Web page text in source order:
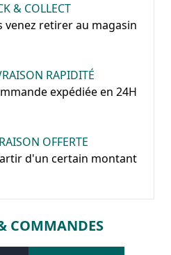
& COLLECT
venez retirer au magasin
RAPIDITÉ
expédiée en 24H
OFFERTE
d'un certain montant
COMMANDES